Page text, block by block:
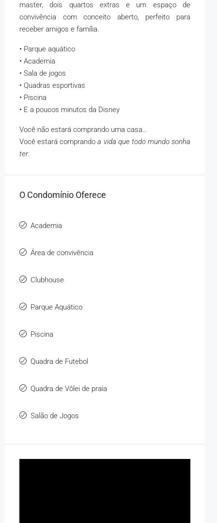
master, dois quartos extras e um espaço de
convivência com conceito aberto, perfeito para
receber amigos e família.
• Parque aquático
• Academia
• Sala de jogos
• Quadras esportivas
• Piscina
• E a poucos minutos da Disney
Você não estará comprando uma casa…
Você estará comprandoa vida que todo mundo sonha
ter.
O Condomínio Oferece
Academia
Área de convivência
Clubhouse
Parque Aquático
Piscina
Quadra de Futebol
Quadra de Vôlei de praia
Salão de Jogos